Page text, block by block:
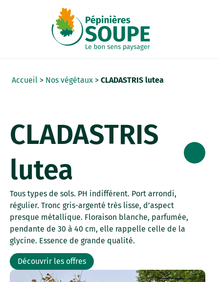
Accueil > Nos végétaux >CLADASTRIS lutea
CLADASTRIS
lutea
Tous types de sols. PH indifférent. Port arrondi,
régulier. Tronc gris-argenté très lisse, d’aspect
presque métallique. Floraison blanche, parfumée,
pendante de 30 à 40 cm, elle rappelle celle de la
glycine. Essence de grande qualité.
Découvrir les offres